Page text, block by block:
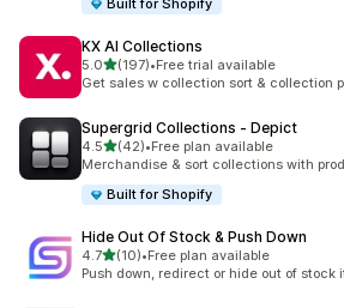
Built for Shopify
KX AI Collections
5.0별 5개 중
(197)
총 리뷰 197개
•Free trial available
Get sales w collection sort & collection
Supergrid Collections ‑ Depict
4.5별 5개 중
(42)
총 리뷰 42개
•Free plan available
Merchandise & sort collections with
Built for Shopify
Hide Out Of Stock & Push Down
4.7별 5개 중
(10)
총 리뷰 10개
•Free plan available
Push down, redirect or hide out of stock